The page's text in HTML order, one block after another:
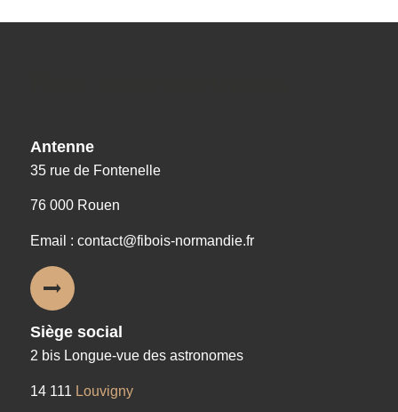
Antenne
35 rue de Fontenelle
76 000 Rouen
Email : contact@fibois-normandie.fr
Siège social
2 bis Longue-vue des astronomes
14 111 Louvigny